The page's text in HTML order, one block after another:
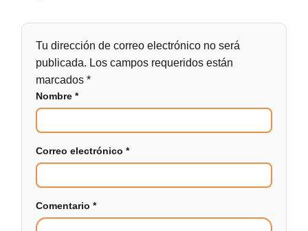
Tu dirección de correo electrónico no será
publicada. Los campos requeridos están
marcados*
Nombre*
Correo electrónico*
Comentario*